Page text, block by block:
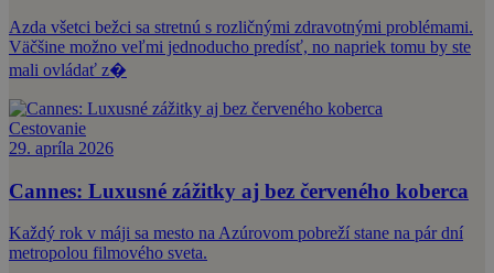
Azda všetci bežci sa stretnú s rozličnými zdravotnými problémami.
Väčšine možno veľmi jednoducho predísť, no napriek tomu by ste
mali ovládať z�
Cestovanie
29. apríla 2026
Cannes: Luxusné zážitky aj bez červeného koberca
Každý rok v máji sa mesto na Azúrovom pobreží stane na pár dní
metropolou filmového sveta.